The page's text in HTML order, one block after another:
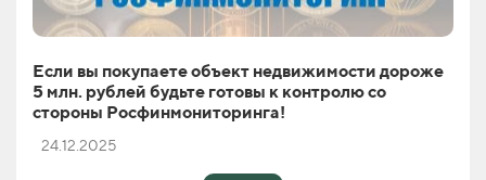
Если вы покупаете объект недвижимости дороже
5 млн. рублей будьте готовы к контролю со
стороны Росфинмониторинга!
24.12.2025